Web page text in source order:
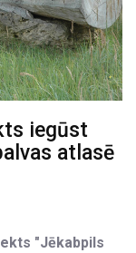
iegūst
atlasē
"Jēkabpils